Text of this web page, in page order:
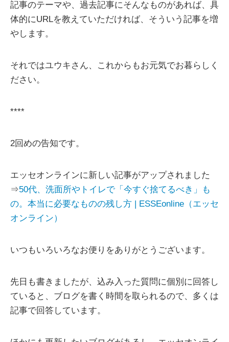
記事のテーマや、過去記事にそんなものがあれば、具
体的にURLを教えていただければ、そういう記事を増
やします。
それではユウキさん、これからもお元気でお暮らしく
ださい。
****
2回めの告知です。
エッセオンラインに新しい記事がアップされました
⇒50代、洗面所やトイレで「今すぐ捨てるべき」も
の。本当に必要なものの残し方 | ESSEonline（エッセ
オンライン）
いつもいろいろなお便りをありがとうございます。
先日も書きましたが、込み入った質問に個別に回答し
ていると、ブログを書く時間を取られるので、多くは
記事で回答しています。